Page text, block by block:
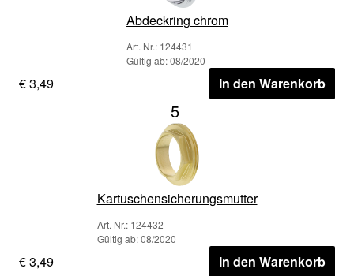
Abdeckring chrom
Art. Nr.: 124431
Gültig ab: 08/2020
€ 3,49 In den Warenkorb
5
Kartuschensicherungsmutter
Art. Nr.: 124432
Gültig ab: 08/2020
€ 3,49 In den Warenkorb